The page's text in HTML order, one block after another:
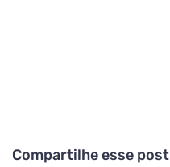
Compartilhe esse post